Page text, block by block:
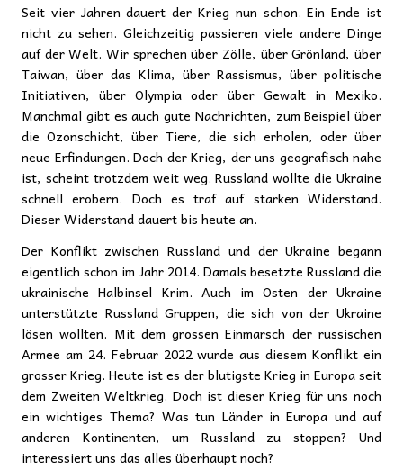
Seit vier Jahren dauert der Krieg nun schon. Ein Ende ist
nicht zu sehen. Gleichzeitig passieren viele andere Dinge
auf der Welt. Wir sprechen über Zölle, über Grönland, über
Taiwan, über das Klima, über Rassismus, über politische
Initiativen, über Olympia oder über Gewalt in Mexiko.
Manchmal gibt es auch gute Nachrichten, zum Beispiel über
die Ozonschicht, über Tiere, die sich erholen, oder über
neue Erfindungen. Doch der Krieg, der uns geografisch nahe
ist, scheint trotzdem weit weg. Russland wollte die Ukraine
schnell erobern. Doch es traf auf starken Widerstand.
Dieser Widerstand dauert bis heute an.
Der Konflikt zwischen Russland und der Ukraine begann
eigentlich schon im Jahr 2014. Damals besetzte Russland die
ukrainische Halbinsel Krim. Auch im Osten der Ukraine
unterstützte Russland Gruppen, die sich von der Ukraine
lösen wollten. Mit dem grossen Einmarsch der russischen
Armee am 24. Februar 2022 wurde aus diesem Konflikt ein
grosser Krieg. Heute ist es der blutigste Krieg in Europa seit
dem Zweiten Weltkrieg. Doch ist dieser Krieg für uns noch
ein wichtiges Thema? Was tun Länder in Europa und auf
anderen Kontinenten, um Russland zu stoppen? Und
interessiert uns das alles überhaupt noch?